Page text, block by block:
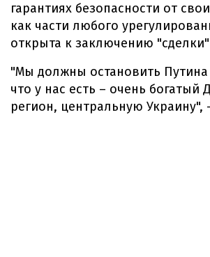
гарантиях безопасности от
как части любого
открыта к заключению
"Мы должны остановить Путина
что у нас есть – очень богатый
регион, центральную Украину",